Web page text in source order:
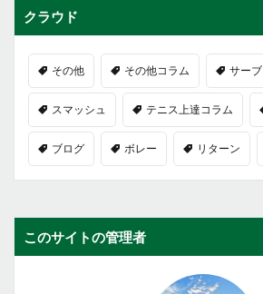
クラウド
その他 その他コラム サーブ
スマッシュ テニス上達コラム
ブログ ボレー リターン
このサイトの管理者